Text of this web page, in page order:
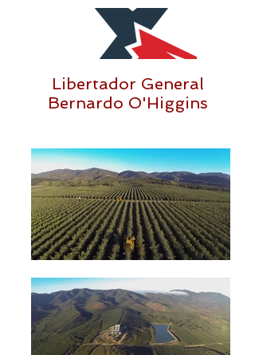
Libertador General
Bernardo O'Higgins